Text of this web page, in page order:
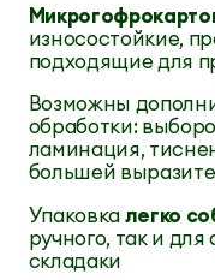
износостойкие,
подходящие для
Возможны
обработки:
ламинация,
большей
Упаковкалегко
ручного, так и
складаки